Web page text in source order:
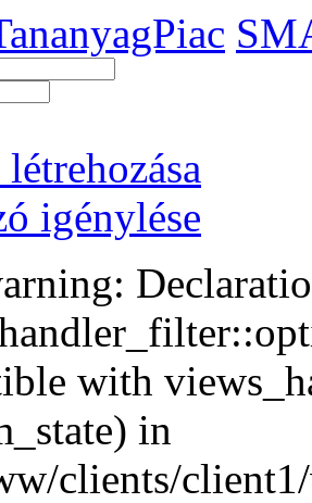
igénylése
with
in
clients/